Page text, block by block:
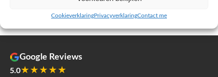
CookieverklaringPrivacyverklaringContact me
← Terug naar portfolio
Google Reviews
5.0★★★★★